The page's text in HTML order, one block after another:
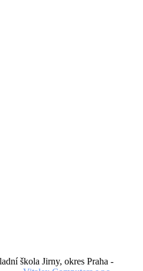
škola Jirny, okres Praha -